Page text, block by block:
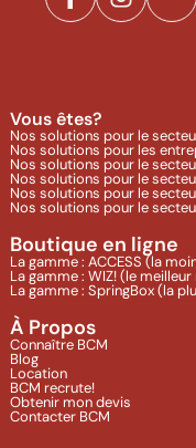
Vous êtes?
Nos solutions pour le
Nos solutions pour les
Nos solutions pour le
Nos solutions pour le
Nos solutions pour le
Nos solutions pour le
Boutique en ligne
La gamme : ACCESS (la
La gamme : WIZ! (le
La gamme : SpringBox (la
À Propos
Connaître BCM
Blog
Location
BCM recrute!
Obtenir mon devis
Contacter BCM